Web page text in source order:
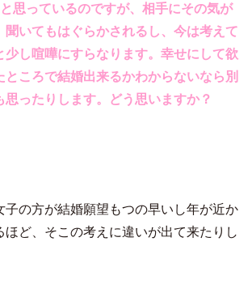
思っているのですが、相手にその気が
聞いてもはぐらかされるし、今は考えて
少し喧嘩にすらなります。幸せにして欲
ところで結婚出来るかわからないなら別
思ったりします。どう思いますか？
子の方が結婚願望もつの早いし年が近か
ど、 そこの考えに違いが出て来たりし